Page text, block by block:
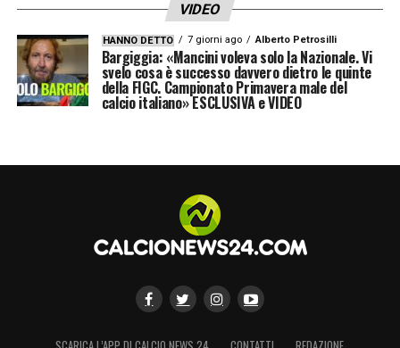
VIDEO
HANNO DETTO 7 giorni ago Alberto Petrosilli
Bargiggia: «Mancini voleva solo la Nazionale. Vi
svelo cosa è successo davvero dietro le quinte
della FIGC. Campionato Primavera male del
calcio italiano» ESCLUSIVA e VIDEO